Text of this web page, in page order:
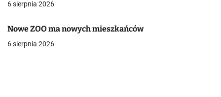
i
6 sierpnia 2026
Nowe ZOO ma nowych mieszkańców
6 sierpnia 2026